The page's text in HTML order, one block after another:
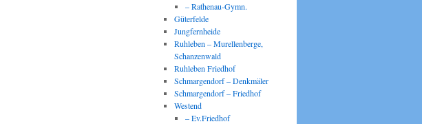
– Rathenau-Gymn.
Güterfelde
Jungfernheide
Ruhleben – Murellenberge,
Schanzenwald
Ruhleben Friedhof
Schmargendorf – Denkmäler
Schmargendorf – Friedhof
Westend
– Ev.Friedhof